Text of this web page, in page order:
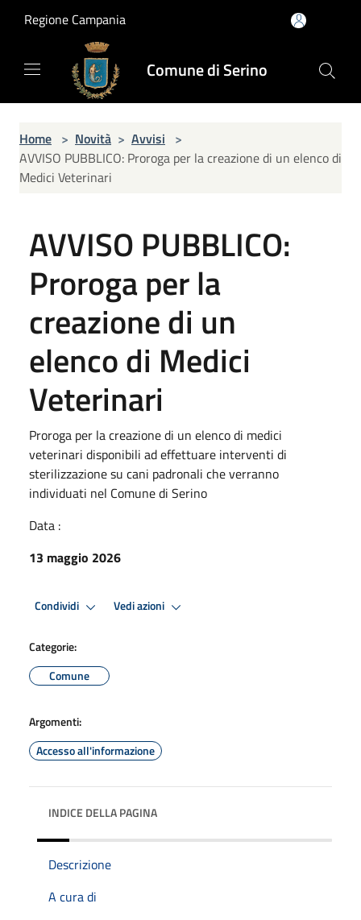
Regione Campania
Comune di Serino
Home > Novità > Avvisi >
AVVISO PUBBLICO: Proroga per la creazione di un elenco di
Medici Veterinari
AVVISO PUBBLICO:
Proroga per la
creazione di un
elenco di Medici
Veterinari
Proroga per la creazione di un elenco di medici
veterinari disponibili ad effettuare interventi di
sterilizzazione su cani padronali che verranno
individuati nel Comune di Serino
Data :
13 maggio 2026
Condividi Vedi azioni
Categorie:
Comune
Argomenti:
Accesso all'informazione
INDICE DELLA PAGINA
Descrizione
A cura di